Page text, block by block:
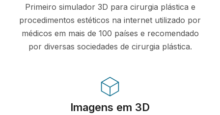
Primeiro simulador 3D para cirurgia plástica e
procedimentos estéticos na internet utilizado por
médicos em mais de 100 países e recomendado
por diversas sociedades de cirurgia plástica.
Imagens em 3D